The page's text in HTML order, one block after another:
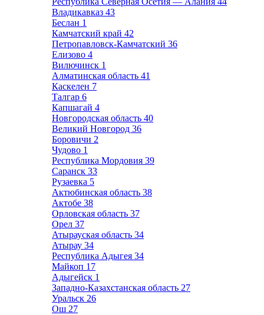
Владикавказ 43
Беслан 1
Камчатский край 42
Петропавловск-Камчатский 36
Елизово 4
Вилючинск 1
Алматинская область 41
Каскелен 7
Талгар 6
Капшагай 4
Новгородская область 40
Великий Новгород 36
Боровичи 2
Чудово 1
Республика Мордовия 39
Саранск 33
Рузаевка 5
Актюбинская область 38
Актобе 38
Орловская область 37
Орел 37
Атырауская область 34
Атырау 34
Республика Адыгея 34
Майкоп 17
Адыгейск 1
Западно-Казахстанская область 27
Уральск 26
Ош 27